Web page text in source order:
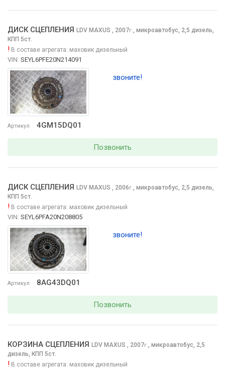
Артикул 4GM15DQ01
ДИСК СЦЕПЛЕНИЯ LDV MAXUS , 2007г., микроавтобус, 2,5 дизель,
КПП 5ст.
! В составе агрегата: маховик дизельный
VIN: SEYL6PFE20N214091
звоните!
Позвонить
Артикул 8AG43DQ01
ДИСК СЦЕПЛЕНИЯ LDV MAXUS , 2006г., микроавтобус, 2,5 дизель,
КПП 5ст.
! В составе агрегата: маховик дизельный
VIN: SEYL6PFA20N208805
звоните!
Позвонить
КОРЗИНА СЦЕПЛЕНИЯ LDV MAXUS , 2007г., микроавтобус, 2,5
дизель, КПП 5ст.
! В составе агрегата: маховик дизельный